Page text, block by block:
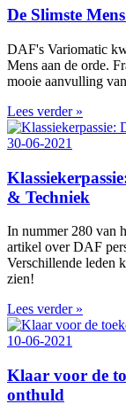
De Slimste
DAF's Variomatic
Mens aan de orde.
mooie aanvulling
Lees verder »
30-06-2021
& Techniek
In nummer 280 van
artikel over DAF
Verschillende leden
zien!
Lees verder »
10-06-2021
Klaar voor de
onthuld